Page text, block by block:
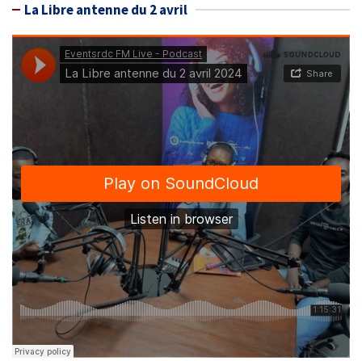
La Libre antenne du 2 avril